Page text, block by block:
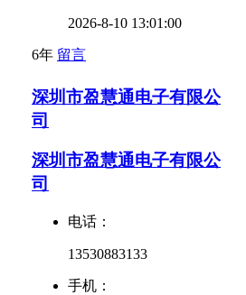
2026-8-10 13:01:00
6年 留言
深圳市盈慧通电子有限公
司
深圳市盈慧通电子有限公
司
电话：
13530883133
手机：